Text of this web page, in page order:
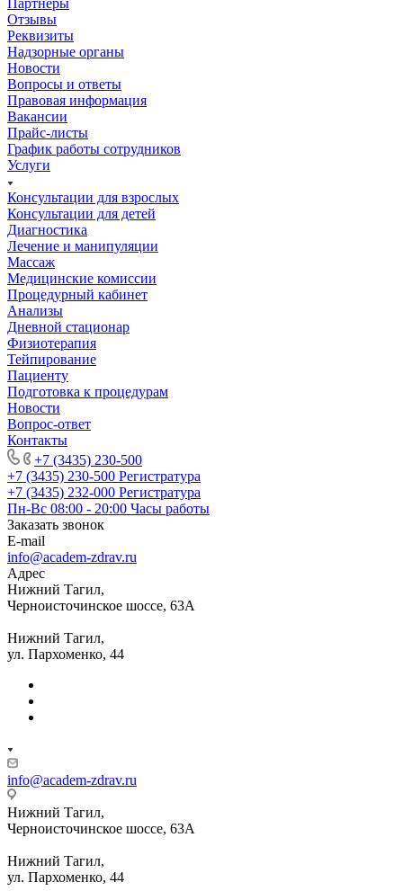
Отзывы
Реквизиты
Надзорные органы
Новости
Вопросы и ответы
Правовая информация
Вакансии
Прайс-листы
График работы сотрудников
Услуги
Консультации для взрослых
Консультации для детей
Диагностика
Лечение и манипуляции
Массаж
Медицинские комиссии
Процедурный кабинет
Анализы
Дневной стационар
Физиотерапия
Тейпирование
Пациенту
Подготовка к процедурам
Новости
Вопрос-ответ
Контакты
+7 (3435) 230-500
+7 (3435) 230-500 Регистратура
+7 (3435) 232-000 Регистратура
Пн-Вс 08:00 - 20:00 Часы работы
Заказать звонок
E-mail
info@academ-zdrav.ru
Адрес
Нижний Тагил,
Черноисточинское шоссе, 63А
Нижний Тагил,
ул. Пархоменко, 44
info@academ-zdrav.ru
Нижний Тагил,
Черноисточинское шоссе, 63А
Нижний Тагил,
ул. Пархоменко, 44